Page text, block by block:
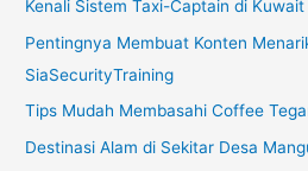
Kenali Sistem Taxi-Captain di Kuwait
Pentingnya Membuat Konten
SiaSecurityTraining
Tips Mudah Membasahi Coffee
Destinasi Alam di Sekitar Desa